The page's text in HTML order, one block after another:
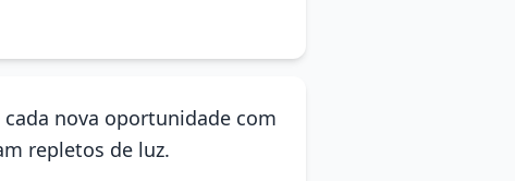
nova oportunidade com
repletos de luz.